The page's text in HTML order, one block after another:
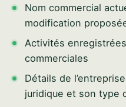
Nom commercial
modification
Activités
commerciales
Détails de
juridique et son type